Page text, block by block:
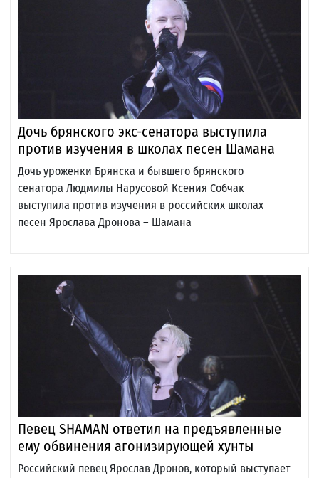
Дочь брянского экс-сенатора выступила
против изучения в школах песен Шамана
Дочь уроженки Брянска и бывшего брянского
сенатора Людмилы Нарусовой Ксения Собчак
выступила против изучения в российских школах
песен Ярослава Дронова – Шамана
Певец SHAMAN ответил на предъявленные
ему обвинения агонизирующей хунты
Российский певец Ярослав Дронов, который выступает